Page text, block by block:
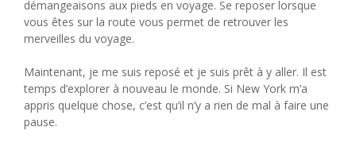
démangeaisons aux pieds en voyage. Se reposer lorsque
vous êtes sur la route vous permet de retrouver les
merveilles du voyage.
Maintenant, je me suis reposé et je suis prêt à y aller. Il est
temps d’explorer à nouveau le monde. Si New York m’a
appris quelque chose, c’est qu’il n’y a rien de mal à faire une
pause.